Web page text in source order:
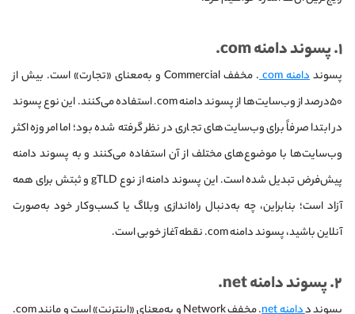
۱. پسوند دامنه com.
پسونددامنه com
. مخفف Commercial و به‌معنای «تجارت» است. بیش از
۵۰درصد از وب‌سایت‌ها از پسوند دامنه com. استفاده می‌کنند. این نوع پسوند
در ابتدا صرفاً برای وب‌سایت‌های تجاری در نظر گرفته شده بود؛ اما امروزه اکثر
وب‌سایت‌ها با موضوع‌های مختلف از آن استفاده می‌کنند و به پسوند دامنه
پیش‌فرض تبدیل شده است. این پسوند دامنه از نوع gTLD و ثبتش برای همه
آزاد است؛ بنابراین، چه به‌دنبال راه‌اندازی وبلاگ یا کسب‌وکار خود به‌صورت
آنلاین باشید، پسوند دامنه com. نقطه آغاز خوبی است.
۲. پسوند دامنه net.